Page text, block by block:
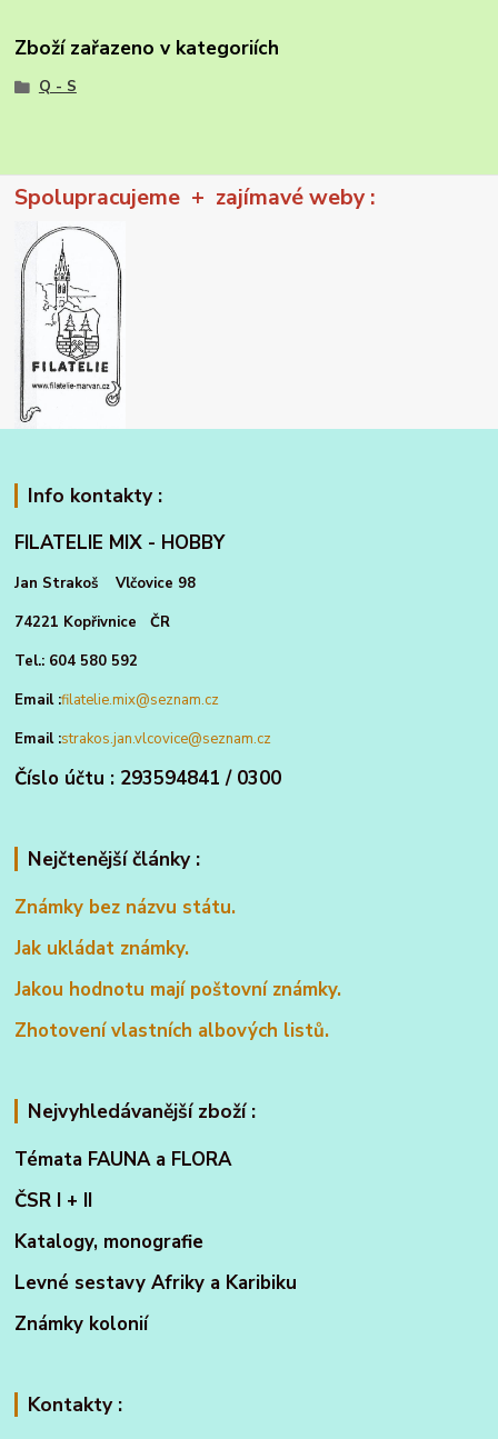
Zboží zařazeno v kategoriích
Q - S
Spolupracujeme + zajímavé weby :
Info kontakty :
FILATELIE MIX - HOBBY
Jan Strakoš Vlčovice 98
74221 Kopřivnice ČR
Tel.: 604 580 592
Email :filatelie.mix@seznam.cz
Email :strakos.jan.vlcovice@seznam.cz
Číslo účtu : 293594841 / 0300
Nejčtenější články :
Známky bez názvu státu.
Jak ukládat známky.
Jakou hodnotu mají poštovní známky.
Zhotovení vlastních albových listů.
Nejvyhledávanější zboží :
Témata FAUNA a FLORA
ČSR I + II
Katalogy, monografie
Levné sestavy Afriky a Karibiku
Známky kolonií
Kontakty :